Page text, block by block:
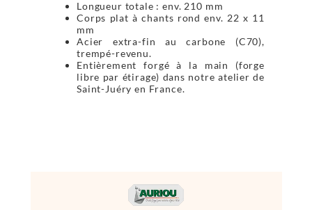
Longueur totale : env. 210 mm
Corps plat à chants rond env. 22 x 11
mm
Acier extra-fin au carbone (C70),
trempé-revenu.
Entièrement forgé à la main (forge
libre par étirage) dans notre atelier de
Saint-Juéry en France.